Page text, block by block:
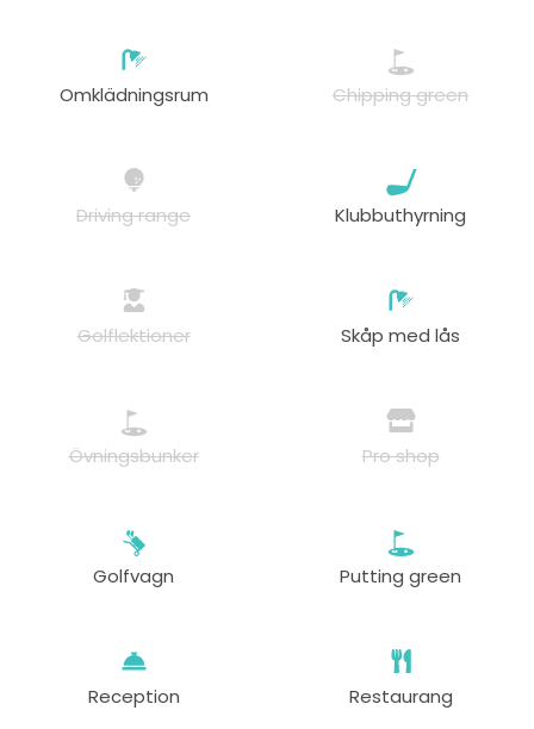
Omklädningsrum Chipping green
Driving range Klubbuthyrning
Golflektioner Skåp med lås
Övningsbunker Pro shop
Golfvagn Putting green
Reception Restaurang